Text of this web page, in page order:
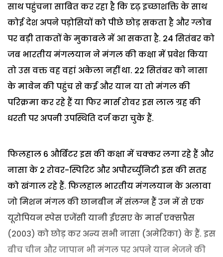
साथ पहुंचना साबित कर रहा है कि दृढ़ इच्छाशक्ति के साथ
कोई देश अपने पड़ोसियों को पीछे छोड़ सकता है और ग्लोब
पर बड़ी ताकतों के मुकाबले में आ सकता है. 24 सितंबर को
जब भारतीय मंगलयान ने मंगल की कक्षा में प्रवेश किया
तो उस वक्त वह वहां अकेला नहीं था. 22 सितंबर को नासा
के मावेन की पहुंच से कई और यान या तो मंगल की
परिक्रमा कर रहे हैं या फिर मार्स रोवर इस लाल ग्रह की
धरती पर अपनी उपस्थिति दर्ज करा चुके हैं.
फिलहाल 6 और्बिटर इस की कक्षा में चक्कर लगा रहे हैं और
नासा के 2 रोवर-स्पिरिट और अपौरर्च्युनिटी इस की सतह
को खंगाल रहे हैं. फिलहाल भारतीय मंगलयान के अलावा
जो मिशन मंगल की छानबीन में संलग्न हैं उन में से एक
यूरोपियन स्पेस एजेंसी यानी ईएसए के मार्स एक्सप्रैस
(2003) को छोड़ कर अन्य सभी नासा (अमेरिका) के हैं. इस
बीच चीन और जापान भी मंगल पर अपने यान भेजने की